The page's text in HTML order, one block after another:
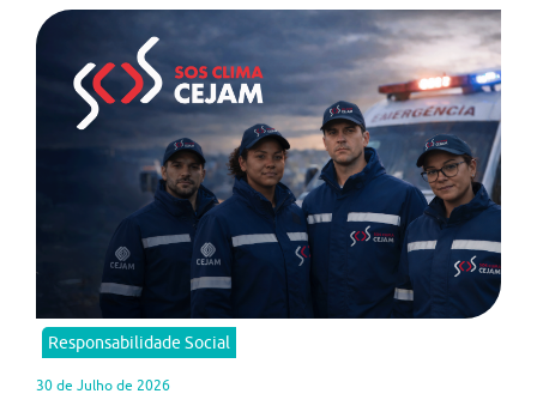
Responsabilidade Social
30 de Julho de 2026